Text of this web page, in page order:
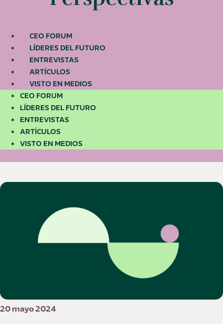
CEO FORUM
LÍDERES DEL FUTURO
ENTREVISTAS
ARTÍCULOS
VISTO EN MEDIOS
CEO FORUM
LÍDERES DEL FUTURO
ENTREVISTAS
ARTÍCULOS
VISTO EN MEDIOS
20 mayo 2024